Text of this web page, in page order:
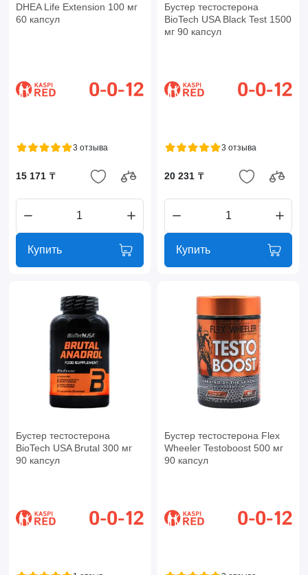
DHEA Life Extension 100 мг
60 капсул
3 отзыва
15 171 ₸
Купить
Бустер тестостерона
BioTech USA Black Test 1500
мг 90 капсул
3 отзыва
20 231 ₸
Купить
Бустер тестостерона
BioTech USA Brutal 300 мг
90 капсул
Бустер тестостерона Flex
Wheeler Testoboost 500 мг
90 капсул